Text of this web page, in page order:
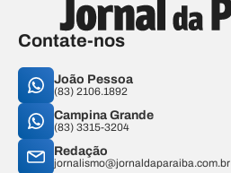
Contate-nos
João Pessoa
(83) 2106.1892
Campina Grande
(83) 3315-3204
Redação
jornalismo@jornaldaparaiba.com.br